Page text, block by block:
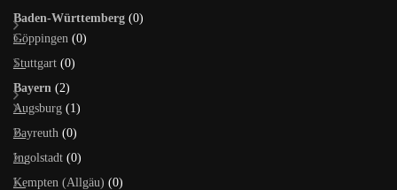
Baden-Württemberg (0)
Göppingen (0)
Stuttgart (0)
Bayern (2)
Augsburg (1)
Bayreuth (0)
Ingolstadt (0)
Kempten (Allgäu) (0)